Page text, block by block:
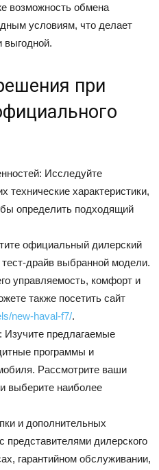
возможность обмена
условиям, что делает
выгодной.
при
Исследуйте
технические характеристики,
определить подходящий
официальный дилерский
драйв выбранной модели.
управляемость, комфорт и
также посетить сайт
new-haval-f7/.
Изучите предлагаемые
программы и
Рассмотрите ваши
выберите наиболее
и дополнительных
представителями дилерского
гарантийном обслуживании,